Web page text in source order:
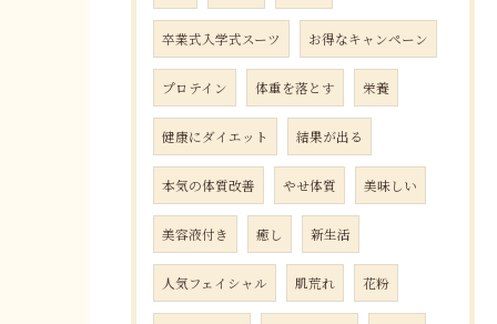
卒業式入学式スーツ お得なキャンペーン
プロテイン 体重を落とす 栄養
健康にダイエット 結果が出る
本気の体質改善 やせ体質 美味しい
美容液付き 癒し 新生活
人気フェイシャル 肌荒れ 花粉